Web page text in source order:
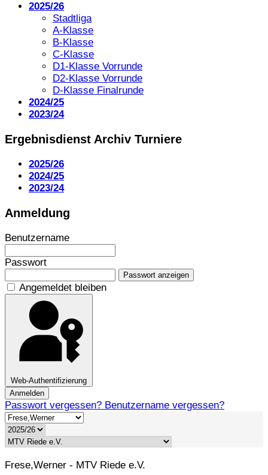
2025/26
Stadtliga
A-Klasse
B-Klasse
C-Klasse
D1-Klasse Vorrunde
D2-Klasse Vorrunde
D-Klasse Finalrunde
2024/25
2023/24
Ergebnisdienst Archiv Turniere
2025/26
2024/25
2023/24
Anmeldung
Benutzername
Passwort
Passwort anzeigen
Angemeldet bleiben
Web-Authentifizierung
Anmelden
Passwort vergessen? Benutzername vergessen?
Frese,Werner - MTV Riede e.V.